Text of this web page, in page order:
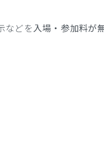
などを入場・参加料が